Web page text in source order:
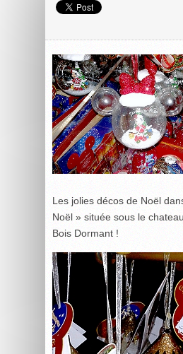
Les jolies décos de Noël
Noël » située sous le
Bois Dormant !